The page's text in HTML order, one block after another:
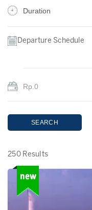
Duration
Departure Schedule
SEARCH
250 Results